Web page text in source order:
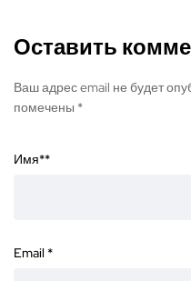
Оставить
Ваш адрес email не будет
помечены *
Имя**
Email *